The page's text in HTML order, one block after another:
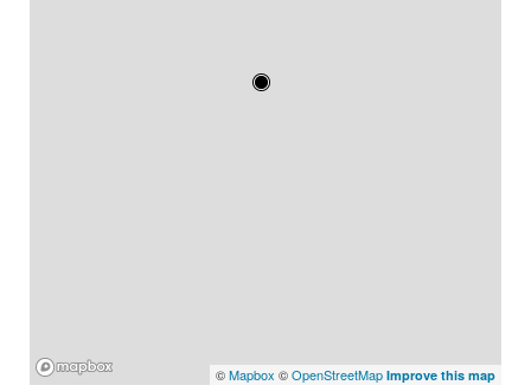
©Mapbox ©OpenStreetMap Improve this map